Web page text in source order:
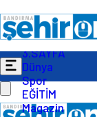
Gündem
Ekonomi
Politika
3.SAYFA
Dünya
Spor
EĞİTİM
Magazin